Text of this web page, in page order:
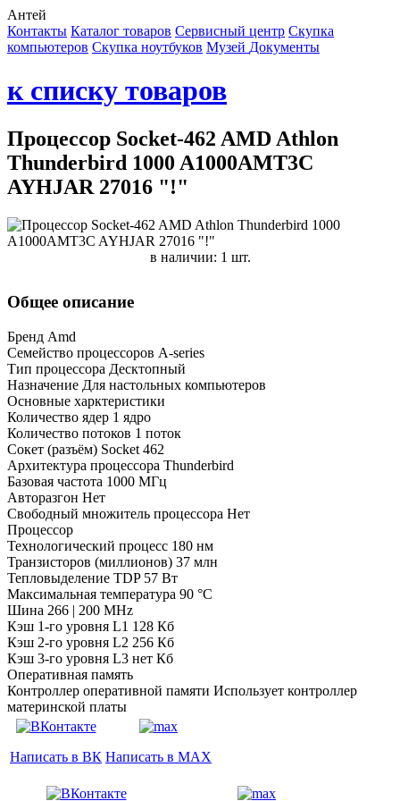
Антей
Контакты Каталог товаров Сервисный центр Cкупка
компьютеров Cкупка ноутбуков Музей Документы
к списку товаров
Процессор Socket-462 AMD Athlon
Thunderbird 1000 A1000AMT3C
AYHJAR 27016 "!"
в наличии: 1 шт.
Общее описание
Бренд Amd
Семейство процессоров A-series
Тип процессора Десктопный
Назначение Для настольных компьютеров
Основные харктеристики
Количество ядер 1 ядро
Количество потоков 1 поток
Сокет (разъём) Socket 462
Архитектура процессора Thunderbird
Базовая частота 1000 МГц
Авторазгон Нет
Свободный множитель процессора Нет
Процессор
Технологический процесс 180 нм
Транзисторов (миллионов) 37 млн
Тепловыделение TDP 57 Вт
Максимальная температура 90 °C
Шина 266 | 200 MHz
Кэш 1-го уровня L1 128 Кб
Кэш 2-го уровня L2 256 Кб
Кэш 3-го уровня L3 нет Кб
Оперативная память
Контроллер оперативной памяти Использует контроллер
материнской платы
Написать в ВК Написать в MAX